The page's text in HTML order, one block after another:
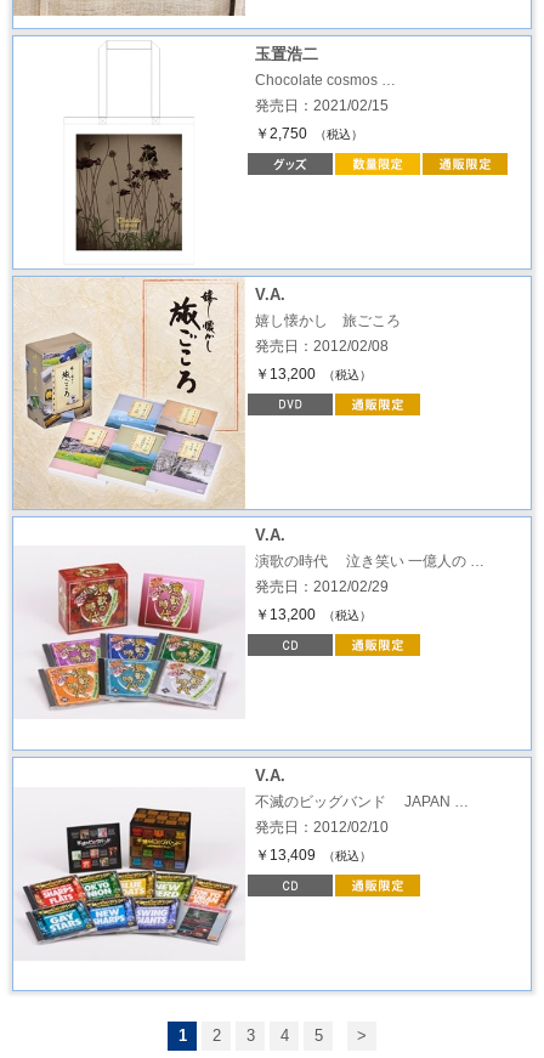
玉置浩二
Chocolate cosmos …
発売日：2021/02/15
￥2,750
（税込）
V.A.
嬉し懐かし 旅ごころ
発売日：2012/02/08
￥13,200
（税込）
V.A.
演歌の時代 泣き笑い 一億人の …
発売日：2012/02/29
￥13,200
（税込）
V.A.
不滅のビッグバンド JAPAN …
発売日：2012/02/10
￥13,409
（税込）
1 2 3 4 5 >